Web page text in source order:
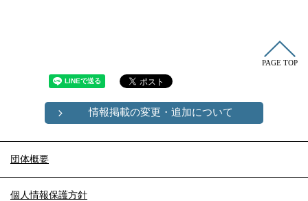
PAGE TOP
情報掲載の変更・追加について
団体概要
個人情報保護方針